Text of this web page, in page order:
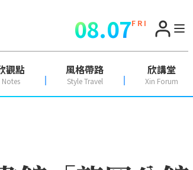
08.07F R I
觀點
Notes
風格帶路
Style Travel
欣講堂
Xin Forum